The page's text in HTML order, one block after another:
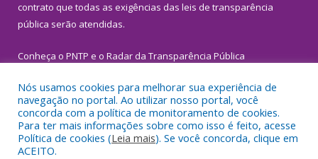
contrato que todas as exigências das leis de transparência
pública serão atendidas.
Conheça o PNTP e o Radar da Transparência Pública
Todos os direitos reservados a Prefeitura Municipal de
Inhangapi.
Nós usamos cookies para melhorar sua experiência de
navegação no portal. Ao utilizar nosso portal, você
concorda com a política de monitoramento de cookies.
Para ter mais informações sobre como isso é feito, acesse
Política de cookies (Leia mais). Se você concorda, clique em
ACEITO.